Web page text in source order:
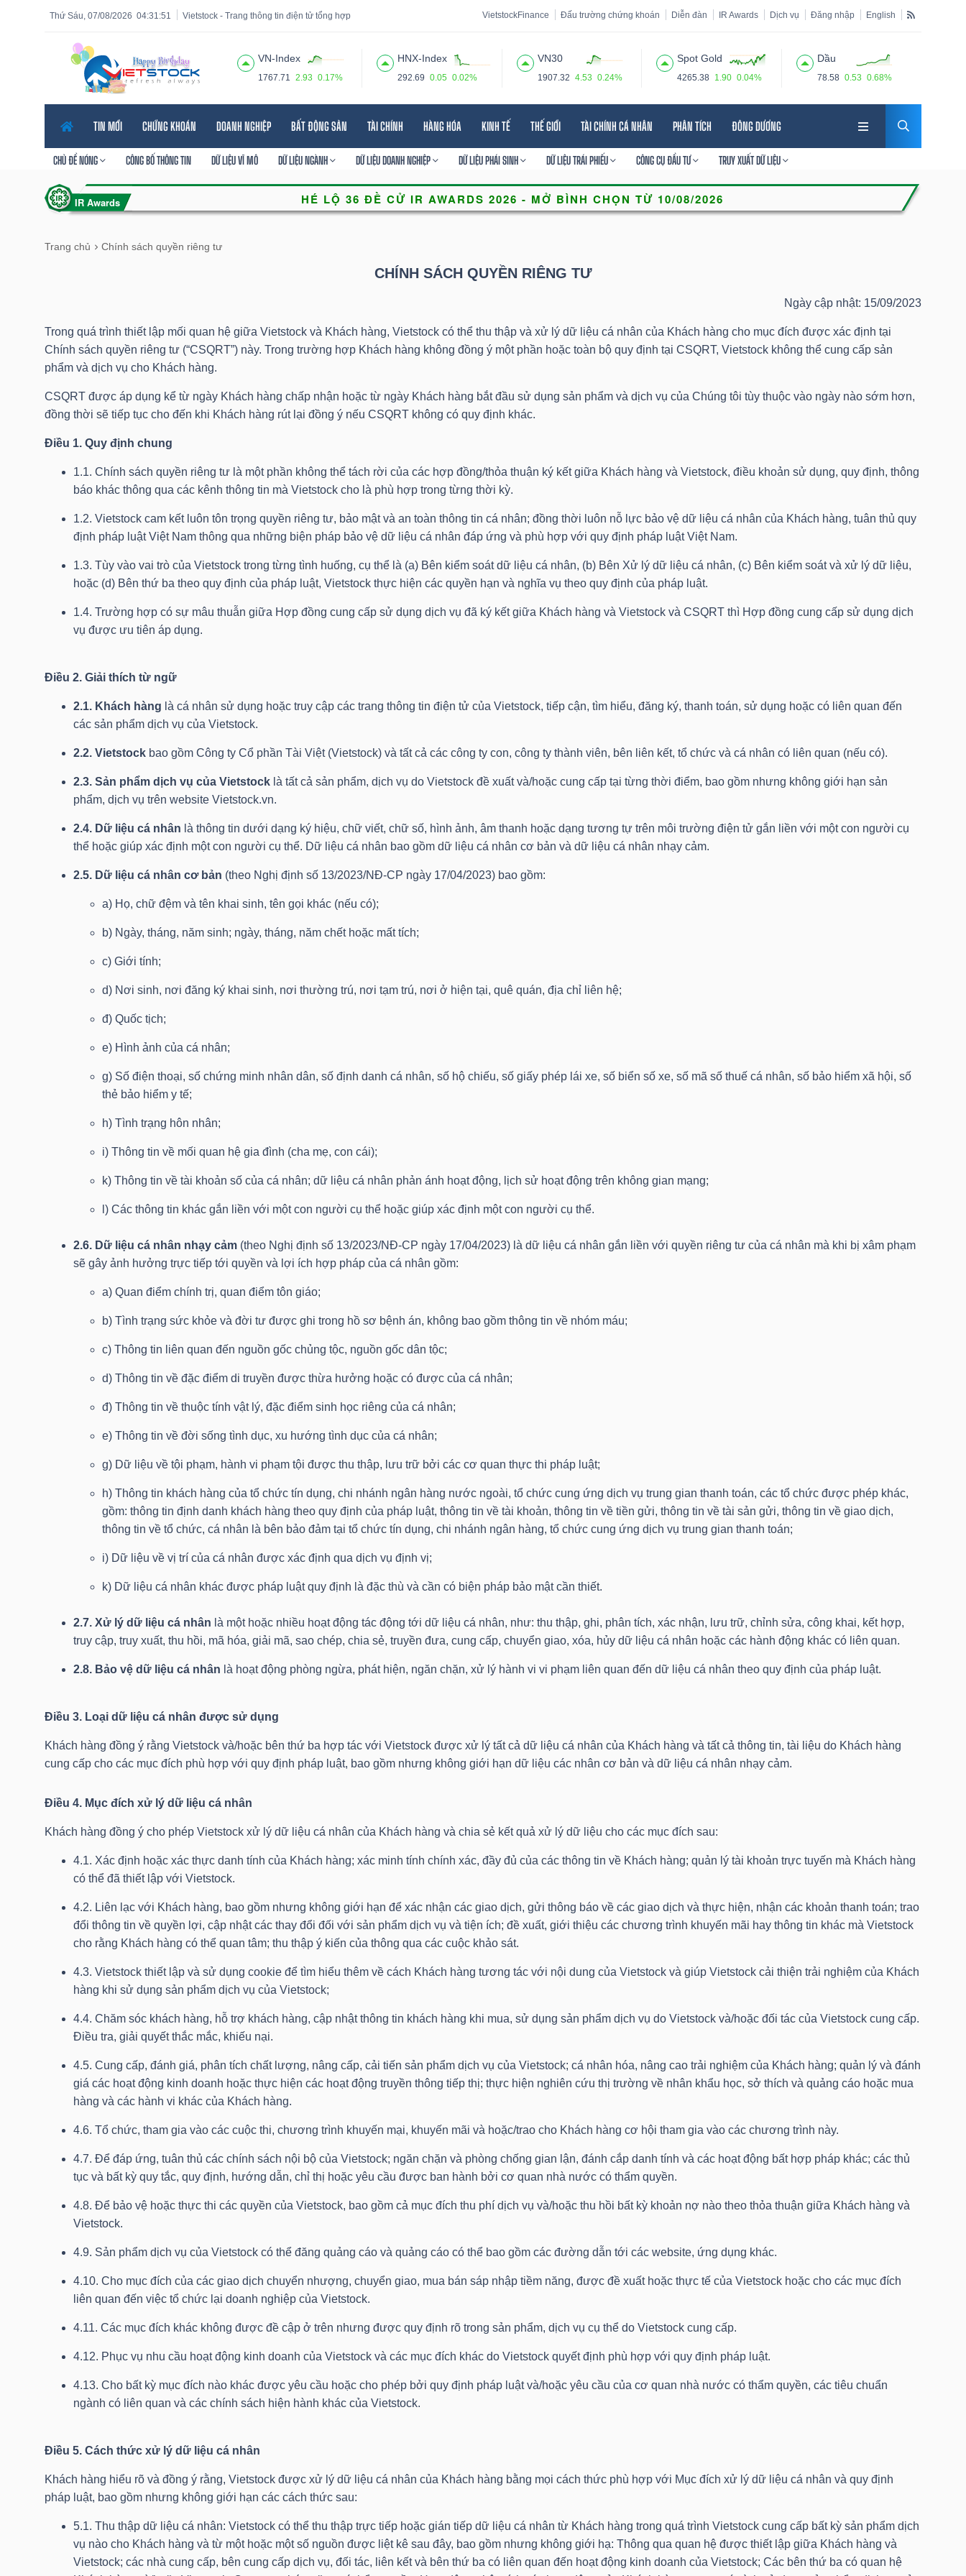
04:31:52
Thứ Sáu, 07/08/2026 Vietstock - Trang thông tin điện tử tổng hợp VietstockFinance Đấu trường chứng khoán Diễn đàn IR Awards Dịch vụ Đăng nhập English
VN-Index
1767.71 2.93 0.17%
HNX-Index
292.69 0.05 0.02%
VN30
1907.32 4.53 0.24%
Spot Gold
4265.38 1.90 0.04%
Dầu
78.58 0.53 0.68%
TIN MỚI CHỨNG KHOÁN DOANH NGHIỆP BẤT ĐỘNG SẢN TÀI CHÍNH HÀNG HÓA KINH TẾ THẾ GIỚI TÀI CHÍNH CÁ NHÂN PHÂN TÍCH ĐÔNG DƯƠNG
CHỦ ĐỀ NÓNG CÔNG BỐ THÔNG TIN DỮ LIỆU VĨ MÔ DỮ LIỆU NGÀNH DỮ LIỆU DOANH NGHIỆP DỮ LIỆU PHÁI SINH DỮ LIỆU TRÁI PHIẾU CÔNG CỤ ĐẦU TƯ TRUY XUẤT DỮ LIỆU
Trang chủ Chính sách quyền riêng tư
CHÍNH SÁCH QUYỀN RIÊNG TƯ
Ngày cập nhật: 15/09/2023
Trong quá trình thiết lập mối quan hệ giữa Vietstock và Khách hàng, Vietstock có thể thu thập và xử lý dữ liệu cá nhân của Khách hàng cho mục đích được xác định tại
Chính sách quyền riêng tư (“CSQRT”) này. Trong trường hợp Khách hàng không đồng ý một phần hoặc toàn bộ quy định tại CSQRT, Vietstock không thể cung cấp sản
phẩm và dịch vụ cho Khách hàng.
CSQRT được áp dụng kể từ ngày Khách hàng chấp nhận hoặc từ ngày Khách hàng bắt đầu sử dụng sản phẩm và dịch vụ của Chúng tôi tùy thuộc vào ngày nào sớm hơn,
đồng thời sẽ tiếp tục cho đến khi Khách hàng rút lại đồng ý nếu CSQRT không có quy định khác.
Điều 1. Quy định chung
1.1. Chính sách quyền riêng tư là một phần không thể tách rời của các hợp đồng/thỏa thuận ký kết giữa Khách hàng và Vietstock, điều khoản sử dụng, quy định, thông
báo khác thông qua các kênh thông tin mà Vietstock cho là phù hợp trong từng thời kỳ.
1.2. Vietstock cam kết luôn tôn trọng quyền riêng tư, bảo mật và an toàn thông tin cá nhân; đồng thời luôn nỗ lực bảo vệ dữ liệu cá nhân của Khách hàng, tuân thủ quy
định pháp luật Việt Nam thông qua những biện pháp bảo vệ dữ liệu cá nhân đáp ứng và phù hợp với quy định pháp luật Việt Nam.
1.3. Tùy vào vai trò của Vietstock trong từng tình huống, cụ thể là (a) Bên kiểm soát dữ liệu cá nhân, (b) Bên Xử lý dữ liệu cá nhân, (c) Bên kiểm soát và xử lý dữ liệu,
hoặc (d) Bên thứ ba theo quy định của pháp luật, Vietstock thực hiện các quyền hạn và nghĩa vụ theo quy định của pháp luật.
1.4. Trường hợp có sự mâu thuẫn giữa Hợp đồng cung cấp sử dụng dịch vụ đã ký kết giữa Khách hàng và Vietstock và CSQRT thì Hợp đồng cung cấp sử dụng dịch
vụ được ưu tiên áp dụng.
Điều 2. Giải thích từ ngữ
2.1. Khách hàng là cá nhân sử dụng hoặc truy cập các trang thông tin điện tử của Vietstock, tiếp cận, tìm hiểu, đăng ký, thanh toán, sử dụng hoặc có liên quan đến
các sản phẩm dịch vụ của Vietstock.
2.2. Vietstock bao gồm Công ty Cổ phần Tài Việt (Vietstock) và tất cả các công ty con, công ty thành viên, bên liên kết, tổ chức và cá nhân có liên quan (nếu có).
2.3. Sản phẩm dịch vụ của Vietstock là tất cả sản phẩm, dịch vụ do Vietstock đề xuất và/hoặc cung cấp tại từng thời điểm, bao gồm nhưng không giới hạn sản
phẩm, dịch vụ trên website Vietstock.vn.
2.4. Dữ liệu cá nhân là thông tin dưới dạng ký hiệu, chữ viết, chữ số, hình ảnh, âm thanh hoặc dạng tương tự trên môi trường điện tử gắn liền với một con người cụ
thể hoặc giúp xác định một con người cụ thể. Dữ liệu cá nhân bao gồm dữ liệu cá nhân cơ bản và dữ liệu cá nhân nhạy cảm.
2.5. Dữ liệu cá nhân cơ bản (theo Nghị định số 13/2023/NĐ-CP ngày 17/04/2023) bao gồm:
a) Họ, chữ đệm và tên khai sinh, tên gọi khác (nếu có);
b) Ngày, tháng, năm sinh; ngày, tháng, năm chết hoặc mất tích;
c) Giới tính;
d) Nơi sinh, nơi đăng ký khai sinh, nơi thường trú, nơi tạm trú, nơi ở hiện tại, quê quán, địa chỉ liên hệ;
đ) Quốc tịch;
e) Hình ảnh của cá nhân;
g) Số điện thoại, số chứng minh nhân dân, số định danh cá nhân, số hộ chiếu, số giấy phép lái xe, số biển số xe, số mã số thuế cá nhân, số bảo hiểm xã hội, số
thẻ bảo hiểm y tế;
h) Tình trạng hôn nhân;
i) Thông tin về mối quan hệ gia đình (cha mẹ, con cái);
k) Thông tin về tài khoản số của cá nhân; dữ liệu cá nhân phản ánh hoạt động, lịch sử hoạt động trên không gian mạng;
l) Các thông tin khác gắn liền với một con người cụ thể hoặc giúp xác định một con người cụ thể.
2.6. Dữ liệu cá nhân nhạy cảm (theo Nghị định số 13/2023/NĐ-CP ngày 17/04/2023) là dữ liệu cá nhân gắn liền với quyền riêng tư của cá nhân mà khi bị xâm phạm
sẽ gây ảnh hưởng trực tiếp tới quyền và lợi ích hợp pháp của cá nhân gồm:
a) Quan điểm chính trị, quan điểm tôn giáo;
b) Tình trạng sức khỏe và đời tư được ghi trong hồ sơ bệnh án, không bao gồm thông tin về nhóm máu;
c) Thông tin liên quan đến nguồn gốc chủng tộc, nguồn gốc dân tộc;
d) Thông tin về đặc điểm di truyền được thừa hưởng hoặc có được của cá nhân;
đ) Thông tin về thuộc tính vật lý, đặc điểm sinh học riêng của cá nhân;
e) Thông tin về đời sống tình dục, xu hướng tình dục của cá nhân;
g) Dữ liệu về tội phạm, hành vi phạm tội được thu thập, lưu trữ bởi các cơ quan thực thi pháp luật;
h) Thông tin khách hàng của tổ chức tín dụng, chi nhánh ngân hàng nước ngoài, tổ chức cung ứng dịch vụ trung gian thanh toán, các tổ chức được phép khác,
gồm: thông tin định danh khách hàng theo quy định của pháp luật, thông tin về tài khoản, thông tin về tiền gửi, thông tin về tài sản gửi, thông tin về giao dịch,
thông tin về tổ chức, cá nhân là bên bảo đảm tại tổ chức tín dụng, chi nhánh ngân hàng, tổ chức cung ứng dịch vụ trung gian thanh toán;
i) Dữ liệu về vị trí của cá nhân được xác định qua dịch vụ định vị;
k) Dữ liệu cá nhân khác được pháp luật quy định là đặc thù và cần có biện pháp bảo mật cần thiết.
2.7. Xử lý dữ liệu cá nhân là một hoặc nhiều hoạt động tác động tới dữ liệu cá nhân, như: thu thập, ghi, phân tích, xác nhận, lưu trữ, chỉnh sửa, công khai, kết hợp,
truy cập, truy xuất, thu hồi, mã hóa, giải mã, sao chép, chia sẻ, truyền đưa, cung cấp, chuyển giao, xóa, hủy dữ liệu cá nhân hoặc các hành động khác có liên quan.
2.8. Bảo vệ dữ liệu cá nhân là hoạt động phòng ngừa, phát hiện, ngăn chặn, xử lý hành vi vi phạm liên quan đến dữ liệu cá nhân theo quy định của pháp luật.
Điều 3. Loại dữ liệu cá nhân được sử dụng
Khách hàng đồng ý rằng Vietstock và/hoặc bên thứ ba hợp tác với Vietstock được xử lý tất cả dữ liệu cá nhân của Khách hàng và tất cả thông tin, tài liệu do Khách hàng
cung cấp cho các mục đích phù hợp với quy định pháp luật, bao gồm nhưng không giới hạn dữ liệu các nhân cơ bản và dữ liệu cá nhân nhạy cảm.
Điều 4. Mục đích xử lý dữ liệu cá nhân
Khách hàng đồng ý cho phép Vietstock xử lý dữ liệu cá nhân của Khách hàng và chia sẻ kết quả xử lý dữ liệu cho các mục đích sau:
4.1. Xác định hoặc xác thực danh tính của Khách hàng; xác minh tính chính xác, đầy đủ của các thông tin về Khách hàng; quản lý tài khoản trực tuyến mà Khách hàng
có thể đã thiết lập với Vietstock.
4.2. Liên lạc với Khách hàng, bao gồm nhưng không giới hạn để xác nhận các giao dịch, gửi thông báo về các giao dịch và thực hiện, nhận các khoản thanh toán; trao
đổi thông tin về quyền lợi, cập nhật các thay đổi đối với sản phẩm dịch vụ và tiện ích; đề xuất, giới thiệu các chương trình khuyến mãi hay thông tin khác mà Vietstock
cho rằng Khách hàng có thể quan tâm; thu thập ý kiến ​​của thông qua các cuộc khảo sát.
4.3. Vietstock thiết lập và sử dụng cookie để tìm hiểu thêm về cách Khách hàng tương tác với nội dung của Vietstock và giúp Vietstock cải thiện trải nghiệm của Khách
hàng khi sử dụng sản phẩm dịch vụ của Vietstock;
4.4. Chăm sóc khách hàng, hỗ trợ khách hàng, cập nhật thông tin khách hàng khi mua, sử dụng sản phẩm dịch vụ do Vietstock và/hoặc đối tác của Vietstock cung cấp.
Điều tra, giải quyết thắc mắc, khiếu nại.
4.5. Cung cấp, đánh giá, phân tích chất lượng, nâng cấp, cải tiến sản phẩm dịch vụ của Vietstock; cá nhân hóa, nâng cao trải nghiệm của Khách hàng; quản lý và đánh
giá các hoạt động kinh doanh hoặc thực hiện các hoạt động truyền thông tiếp thị; thực hiện nghiên cứu thị trường về nhân khẩu học, sở thích và quảng cáo hoặc mua
hàng và các hành vi khác của Khách hàng.
4.6. Tổ chức, tham gia vào các cuộc thi, chương trình khuyến mại, khuyến mãi và hoặc/trao cho Khách hàng cơ hội tham gia vào các chương trình này.
4.7. Để đáp ứng, tuân thủ các chính sách nội bộ của Vietstock; ngăn chặn và phòng chống gian lận, đánh cắp danh tính và các hoạt động bất hợp pháp khác; các thủ
tục và bất kỳ quy tắc, quy định, hướng dẫn, chỉ thị hoặc yêu cầu được ban hành bởi cơ quan nhà nước có thẩm quyền.
4.8. Để bảo vệ hoặc thực thi các quyền của Vietstock, bao gồm cả mục đích thu phí dịch vụ và/hoặc thu hồi bất kỳ khoản nợ nào theo thỏa thuận giữa Khách hàng và
Vietstock.
4.9. Sản phẩm dịch vụ của Vietstock có thể đăng quảng cáo và quảng cáo có thể bao gồm các đường dẫn tới các website, ứng dụng khác.
4.10. Cho mục đích của các giao dịch chuyển nhượng, chuyển giao, mua bán sáp nhập tiềm năng, được đề xuất hoặc thực tế của Vietstock hoặc cho các mục đích
liên quan đến việc tổ chức lại doanh nghiệp của Vietstock.
4.11. Các mục đích khác không được đề cập ở trên nhưng được quy định rõ trong sản phẩm, dịch vụ cụ thể do Vietstock cung cấp.
4.12. Phục vụ nhu cầu hoạt động kinh doanh của Vietstock và các mục đích khác do Vietstock quyết định phù hợp với quy định pháp luật.
4.13. Cho bất kỳ mục đích nào khác được yêu cầu hoặc cho phép bởi quy định pháp luật và/hoặc yêu cầu của cơ quan nhà nước có thẩm quyền, các tiêu chuẩn
ngành có liên quan và các chính sách hiện hành khác của Vietstock.
Điều 5. Cách thức xử lý dữ liệu cá nhân
Khách hàng hiểu rõ và đồng ý rằng, Vietstock được xử lý dữ liệu cá nhân của Khách hàng bằng mọi cách thức phù hợp với Mục đích xử lý dữ liệu cá nhân và quy định
pháp luật, bao gồm nhưng không giới hạn các cách thức sau:
5.1. Thu thập dữ liệu cá nhân: Vietstock có thể thu thập trực tiếp hoặc gián tiếp dữ liệu cá nhân từ Khách hàng trong quá trình Vietstock cung cấp bất kỳ sản phẩm dịch
vụ nào cho Khách hàng và từ một hoặc một số nguồn được liệt kê sau đây, bao gồm nhưng không giới hạ: Thông qua quan hệ được thiết lập giữa Khách hàng và
Vietstock; các nhà cung cấp, bên cung cấp dịch vụ, đối tác, liên kết và bên thứ ba có liên quan đến hoạt động kinh doanh của Vietstock; Các bên thứ ba có quan hệ
Tính năng
năng
VIETSTOCK
DOANH
NGHIỆP
HÓA
TIÊU